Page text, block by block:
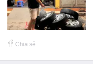
Chia sẻ